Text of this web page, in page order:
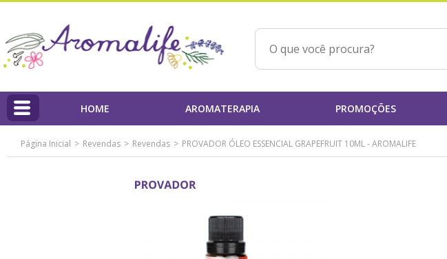
HOME
PAP'AROMA - Projeto Aromaterapia na Prática
HOME AROMATERAPIA PROMOÇÕES
Página Inicial Revendas Revendas PROVADOR ÓLEO ESSENCIAL GRAPEFRUIT 10ML - AROMALIFE